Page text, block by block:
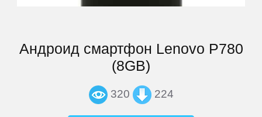
Андроид смартфон Lenovo P780
(8GB)
320 224